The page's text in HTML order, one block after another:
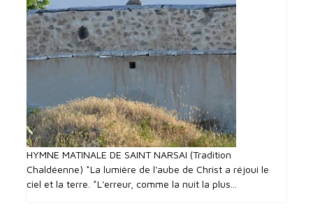
HYMNE MATINALE DE SAINT NARSAI (Tradition
Chaldéenne) *La lumière de l'aube de Christ a réjoui le
ciel et la terre. *L'erreur, comme la nuit la plus...